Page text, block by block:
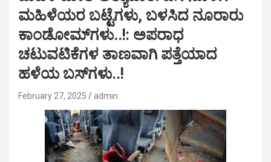
ಮಹಿಳೆಯರ ಬಟ್ಟೆಗಳು, ಬಳಸಿದ ನೂರಾರು
ಕಾಂಡೋಮ್‌ಗಳು..!: ಅಪರಾಧ
ಚಟುವಟಿಕೆಗಳ ತಾಣವಾಗಿ ಪತ್ತೆಯಾದ
ಹಳೆಯ ಬಸ್‌ಗಳು..!
February 27, 2025 admin